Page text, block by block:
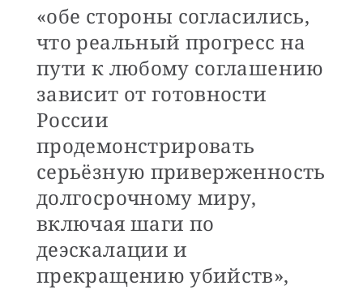
«обе стороны согласились,
что реальный прогресс на
пути к любому соглашению
зависит от готовности
России
продемонстрировать
серьёзную приверженность
долгосрочному миру,
включая шаги по
деэскалации и
прекращению убийств»,